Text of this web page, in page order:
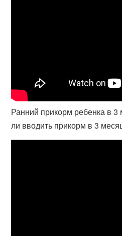
Ранний прикорм ребенка в 3
ли вводить прикорм в 3